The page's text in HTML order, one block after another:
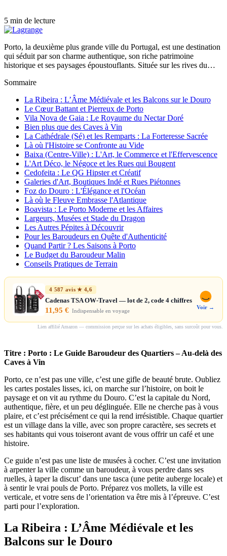
5 min de lecture
Porto, la deuxième plus grande ville du Portugal, est une destination
qui séduit par son charme authentique, son riche patrimoine
historique et ses paysages époustouflants. Située sur les rives du…
Sommaire
La Ribeira : L’Âme Médiévale et les Balcons sur le Douro
Le Cœur Battant et Pierreux de Porto
Vila Nova de Gaia : Le Royaume du Nectar Doré
Bien plus que des Caves à Vin
La Cathédrale (Sé) et les Remparts : La Forteresse Sacrée
Là où l'Histoire se Confronte au Vide
Baixa (Centre-Ville) : L'Art, le Commerce et l'Effervescence
L'Art Déco, le Négoce et les Rues qui Bougent
Cedofeita : Le QG Hipster et Créatif
Galeries d'Art, Boutiques Indé et Rues Piétonnes
Foz do Douro : L'Élégance et l'Océan
Là où le Fleuve Embrasse l'Atlantique
Boavista : Le Porto Moderne et les Affaires
Largeurs, Musées et Stade du Dragon
Les Autres Pépites à Découvrir
Pour les Baroudeurs en Quête d'Authenticité
Quand Partir ? Les Saisons à Porto
Le Budget du Baroudeur Malin
Conseils Pratiques de Terrain
4 587 avis ★ 4,6
Cadenas TSA OW-Travel — lot de 2, code 4 chiffres
11,95 € Indispensable en voyage
Voir →
Lien affilié Amazon — commission perçue sur les achats éligibles, sans surcoût pour vous.
Titre : Porto : Le Guide Baroudeur des Quartiers – Au-delà des
Caves à Vin
Porto, ce n’est pas une ville, c’est une gifle de beauté brute. Oubliez
les cartes postales lisses, ici, on marche sur l’histoire, on boit le
paysage et on vit au rythme du Douro. C’est la capitale du Nord,
authentique, fière, et un peu déglinguée. Elle ne cherche pas à vous
plaire, et c’est précisément ce qui la rend irrésistible. Chaque quartier
est un village dans la ville, avec son propre caractère, ses secrets et
ses habitants qui vous toiseront avant de vous offrir un café et une
histoire.
Ce guide n’est pas une liste de musées à cocher. C’est une invitation
à arpenter la ville comme un baroudeur, à vous perdre dans ses
ruelles, à taper la discut’ dans une tasca (une petite auberge locale) et
à sentir le vrai pouls de Porto. Préparez vos mollets, la ville est
verticale, et votre sens de l’orientation va être mis à l’épreuve. C’est
parti pour l’exploration.
La Ribeira : L’Âme Médiévale et les
Balcons sur le Douro